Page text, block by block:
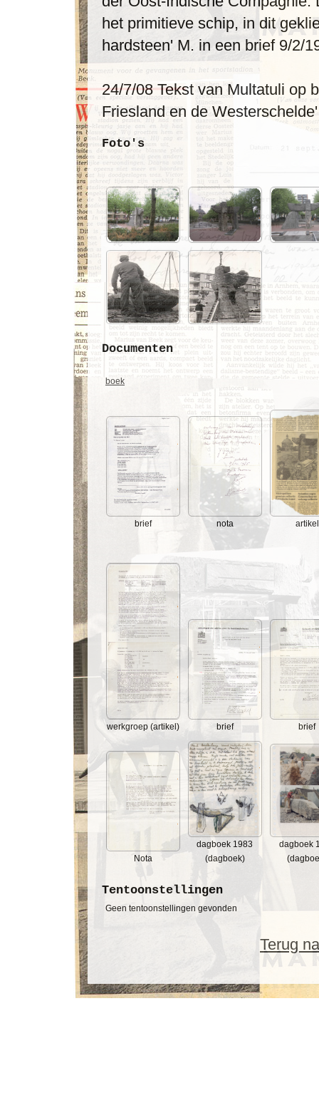
het primitieve schip, in dit
hardsteen' M. in een brief 9/2/
24/7/08 Tekst van Multatuli op
Friesland en de
Foto's
Documenten
boek
brief nota artikel
werkgroep (artikel) brief brief
Nota
dagboek 1983
(dagboek)
dagboek
Tentoonstellingen
Geen tentoonstellingen gevonden
Terug